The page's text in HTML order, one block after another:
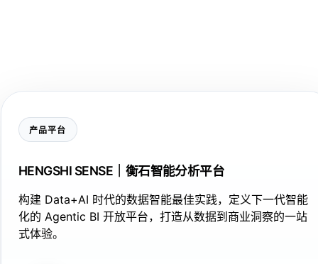
产品平台
HENGSHI SENSE｜衡石智能分析平台
构建 Data+AI 时代的数据智能最佳实践，定义下一代智能
化的 Agentic BI 开放平台，打造从数据到商业洞察的一站
式体验。